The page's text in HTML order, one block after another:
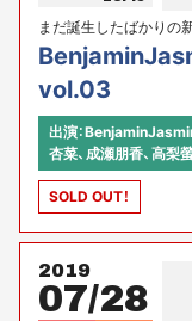
まだ誕生したばかりの
ミンジャスミン)のトー
vol.03
出演：
杏菜、成瀬朋香、高梨
SOLD OUT！
2019
07/28